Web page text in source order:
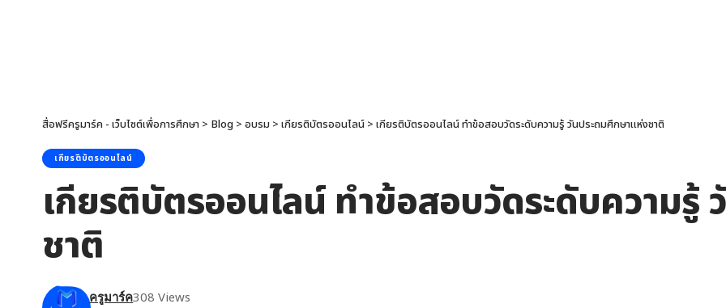
สื่อฟรีครูมาร์ค - เว็บไซต์เพื่อการศึกษา > Blog > อบรม > เกียรติบัตรออนไลน์ > เกียรติบัตรออนไลน์ ทำข้อสอบวัดระดับความรู้ วันประถมศึกษาแห่งชาติ
เกียรติบัตรออนไลน์
เกียรติบัตรออนไลน์ ทำข้อสอบวัดระดับความรู้
ชาติ
ครูมาร์ค308 Views